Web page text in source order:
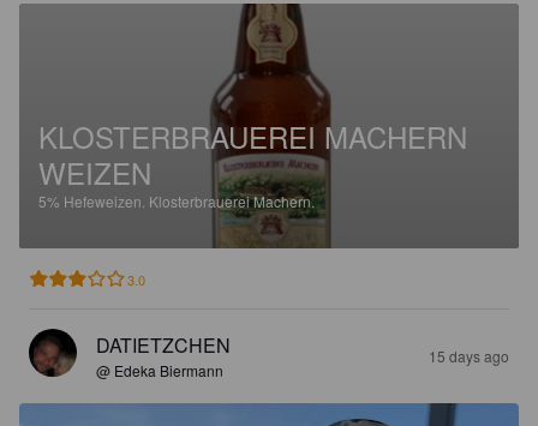
KLOSTERBRAUEREI MACHERN
WEIZEN
5% Hefeweizen. Klosterbrauerei Machern.
3.0
DATIETZCHEN
@ Edeka Biermann
15 days ago